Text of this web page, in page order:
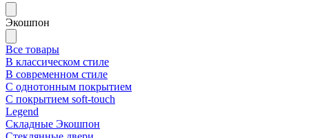
Экошпон
Все товары
В классическом стиле
В современном стиле
С однотонным покрытием
С покрытием soft-touch
Legend
Складные Экошпон